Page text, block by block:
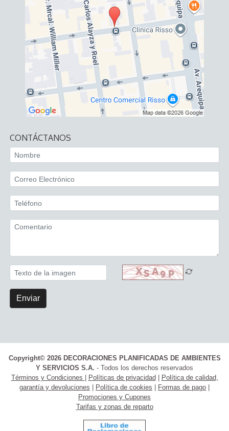
CONTÁCTANOS
Enviar
Copyright© 2026 DECORACIONES PLANIFICADAS DE AMBIENTES
Y SERVICIOS S.A. - Todos los derechos reservados
Términos y Condiciones
Políticas de privacidad
Política de calidad,
garantía y devoluciones
Política de cookies Formas de pago
Promociones y Cupones
Tarifas y zonas de reparto